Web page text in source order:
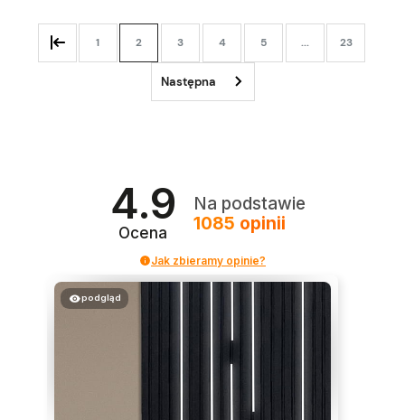
1 2 3 4 5 ... 23
4.9
Ocena
Na podstawie
1085 opinii
Jak zbieramy opinie?
podgląd